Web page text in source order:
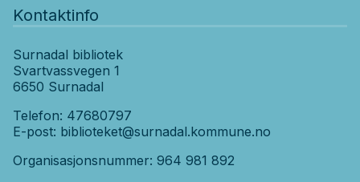
Kontaktinfo
Surnadal bibliotek
Svartvassvegen 1
6650 Surnadal
Telefon: 47680797
E-post: biblioteket@surnadal.kommune.no
Organisasjonsnummer: 964 981 892